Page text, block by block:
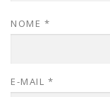
NOME *
E-MAIL *